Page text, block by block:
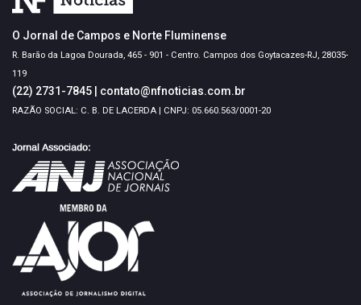
O Jornal de Campos e Norte Fluminense
R. Barão da Lagoa Dourada, 465 - 901 - Centro. Campos dos Goytacazes-RJ, 28035-
119
(22) 2731-7845 contato@nfnoticias.com.br
RAZÃO SOCIAL: C. B. DE LACERDA | CNPJ: 05.660.563/0001-20